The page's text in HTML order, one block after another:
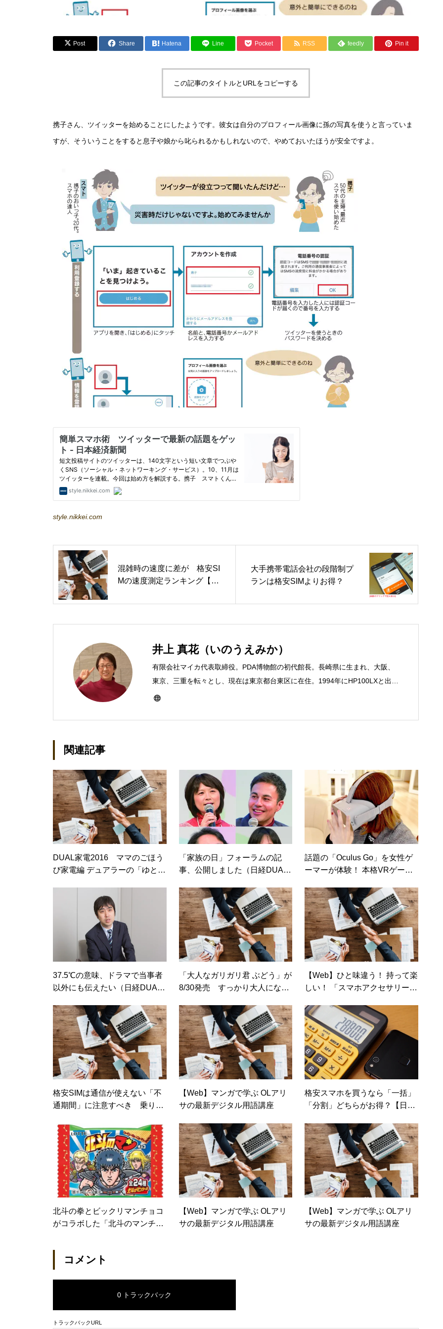
Post Share Hatena Line Pocket RSS feedly Pin it
この記事のタイトルとURLをコピーする
携子さん、ツイッターを始めることにしたようです。彼女は自分のプロフィール画像に孫の写真を使うと言っていま
すが、そういうことをすると息子や娘から叱られるかもしれないので、やめておいたほうが安全ですよ。
style.nikkei.com
混雑時の速度に差が 格安SI
Mの速度測定ランキング【18
大手携帯電話会社の段階制プ
ランは格安SIMよりお得？
井上 真花（いのうえみか）
有限会社マイカ代表取締役。PDA博物館の初代館長。長崎県に生まれ、大阪、
東京、三重を転々とし、現在は東京都台東区に在住。1994年にHP100LXと出会
ったのをきかっけに、フリーライターとして雑誌、書籍などで執筆するように
イカ」を設立。主な業務は、一般誌や専門誌、業界紙や新聞、Web媒体など
務める。趣味は考えること。
関連記事
DUAL家電2016 ママのごほう
び家電編 デュアラーの「ゆとり
「ごほうび家電」を発表！（日
「家族の日」フォーラムの記
事、公開しました（日経DUA
話題の「Oculus Go」を女性ゲ
ーマーが体験！ 本格VRゲーム
37.5℃の意味、ドラマで当事者
以外にも伝えたい（日経DUA
「大人なガリガリ君 ぶどう」が
8/30発売 すっかり大人になっ
してみる？（カカクコムマガジ
ン）
【Web】ひと味違う！ 持って楽
しい！ 「スマホアクセサリー」
格安SIMは通信が使えない「不
通期間」に注意すべき 乗り換
ンディネット）
【Web】マンガで学ぶ OLアリ
サの最新デジタル用語講座
格安スマホを買うなら「一括」
「分割」どちらがお得？【日経
北斗の拳とビックリマンチョコ
がコラボした「北斗のマンチョ
ジン）
【Web】マンガで学ぶ OLアリ
サの最新デジタル用語講座
【Web】マンガで学ぶ OLアリ
サの最新デジタル用語講座
コメント
0 トラックバック
トラックバックURL